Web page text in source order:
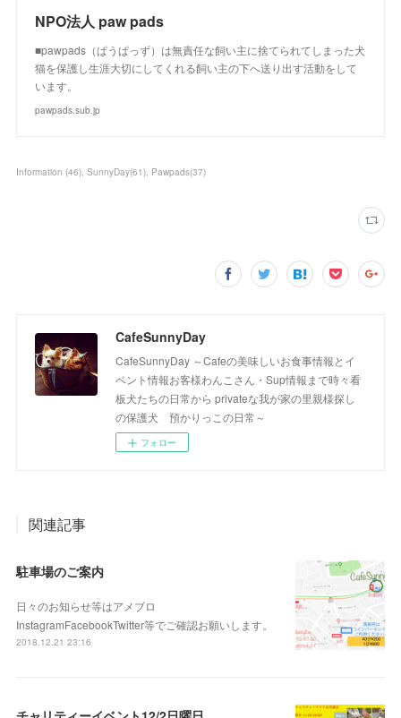
NPO法人 paw pads
■pawpads（ぱうぱっず）は無責任な飼い主に捨てられてしまった犬
猫を保護し生涯大切にしてくれる飼い主の下へ送り出す活動をして
います。
pawpads.sub.jp
Information (46) SunnyDay(61) Pawpads(37)
CafeSunnyDay
CafeSunnyDay ～Cafeの美味しいお食事情報とイ
ベント情報お客様わんこさん・Sup情報まで時々看
板犬たちの日常から privateな我が家の里親様探し
の保護犬 預かりっこの日常～
フォロー
関連記事
駐車場のご案内
日々のお知らせ等はアメブロ
InstagramFacebookTwitter等でご確認お願いします。
2018.12.21 23:16